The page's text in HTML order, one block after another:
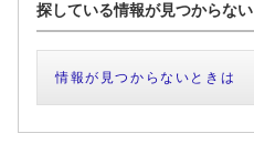
探している情報が見つからない
情報が見つからないときは